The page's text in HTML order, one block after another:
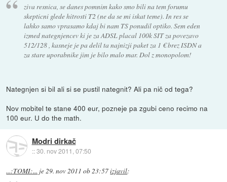
ziva resnica, se danes pomnim kako smo bili na tem forumu
skepticni glede hitrosti T2 (ne da se mi iskat teme). In res se
lahko samo vprasamo kdaj bi nam TS ponudil optiko. Sem eden
izmed nategnjencev ki je za ADSL placal 100k SIT za povezavo
512/128 , kasneje je pa delil ta najnizji paket za 1 € brez ISDN a
za stare uporabnike jim je bilo malo mar. Dol z monopolom!
Nategnjen si bil ali si se pustil nategnit? Ali pa nič od tega?
Nov mobitel te stane 400 eur, pozneje pa zgubi ceno recimo na
100 eur. U do the math.
Modri dirkač
::30. nov 2011, 07:50
...:TOMI:... je29. nov 2011 ob 23:57izjavil: